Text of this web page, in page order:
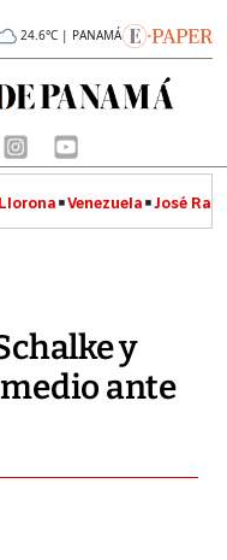
24.6°C | PANAMÁ
Venezuela José
y
ante